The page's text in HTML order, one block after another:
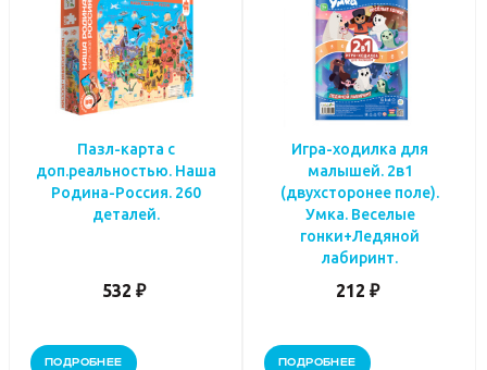
Пазл-карта с
доп.реальностью. Наша
Родина-Россия. 260
деталей.
532 ₽
ПОДРОБНЕЕ
Игра-ходилка для
малышей. 2в1
(двухсторонее поле).
Умка. Веселые
гонки+Ледяной
лабиринт.
212 ₽
ПОДРОБНЕЕ